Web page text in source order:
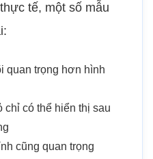
tế, một số mẫu
quan trọng hơn hình
chỉ có thể hiển thị sau
cũng quan trọng